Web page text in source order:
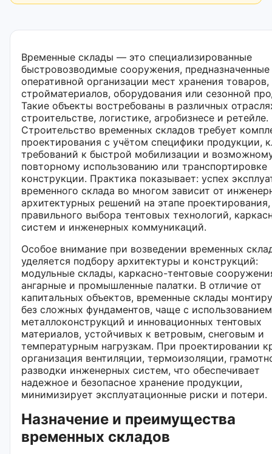
Временные склады — это специализированные
быстровозводимые сооружения, предназначенные
оперативной организации мест хранения товаров,
стройматериалов, оборудования или сезонной
Такие объекты востребованы в различных
строительстве, логистике, агробизнесе и ретейле.
Строительство временных складов требует
проектирования с учётом специфики продукции,
требований к быстрой мобилизации и
повторному использованию или транспортировке
конструкции. Практика показывает: успех
временного склада во многом зависит от
архитектурных решений на этапе проектирования,
правильного выбора тентовых технологий,
систем и инженерных коммуникаций.
Особое внимание при возведении временных
уделяется подбору архитектуры и конструкций:
модульные склады, каркасно-тентовые
ангарные и промышленные палатки. В отличие от
капитальных объектов, временные склады
без сложных фундаментов, чаще с
металлоконструкций и инновационных тентовых
материалов, устойчивых к ветровым, снеговым и
температурным нагрузкам. При проектировании
организация вентиляции, термоизоляции,
разводки инженерных систем, что обеспечивает
надежное и безопасное хранение продукции,
минимизирует эксплуатационные риски и потери.
Назначение и преимущества
временных складов